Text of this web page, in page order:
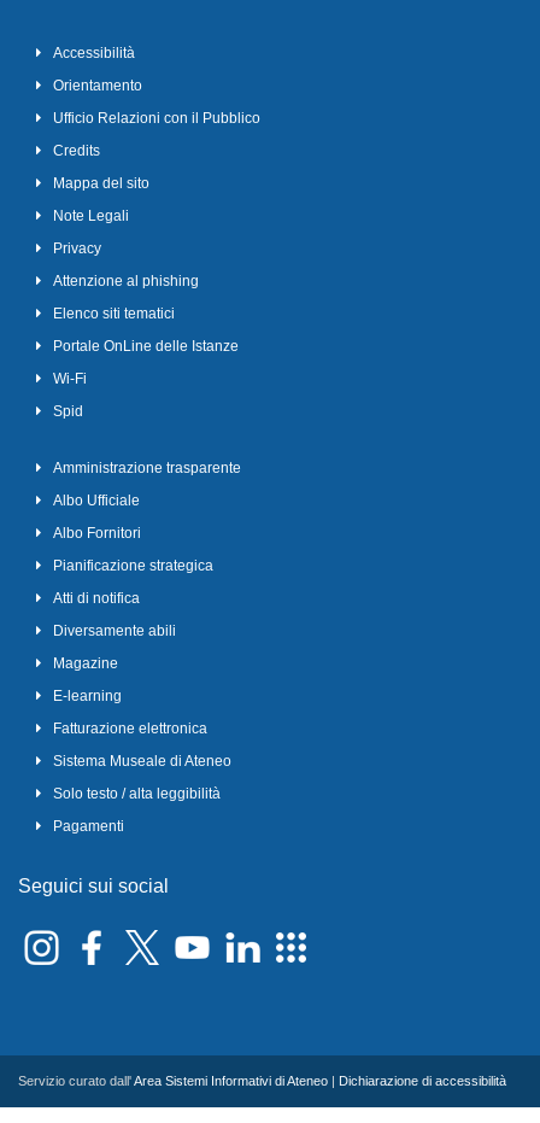
Accessibilità
Orientamento
Ufficio Relazioni con il Pubblico
Credits
Mappa del sito
Note Legali
Privacy
Attenzione al phishing
Elenco siti tematici
Portale OnLine delle Istanze
Wi-Fi
Spid
Amministrazione trasparente
Albo Ufficiale
Albo Fornitori
Pianificazione strategica
Atti di notifica
Diversamente abili
Magazine
E-learning
Fatturazione elettronica
Sistema Museale di Ateneo
Solo testo / alta leggibilità
Pagamenti
Seguici sui social
Servizio curato dall'Area Sistemi Informativi di Ateneo Dichiarazione di accessibilità